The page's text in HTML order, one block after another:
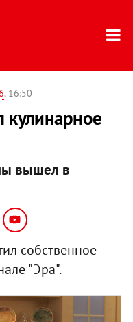
, 16:50
кулинарное
вышел в
собственное
"Эра".